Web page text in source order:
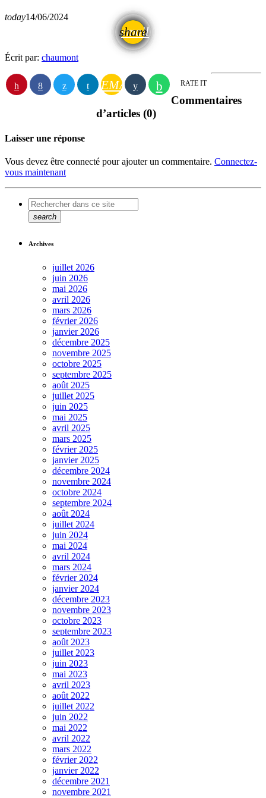
today14/06/2024
share
email
Écrit par: chaumont
EMAIL RATE IT
Commentaires
d’articles (0)
Laisser une réponse
Vous devez être connecté pour ajouter un commentaire. Connectez-
vous maintenant
search
Archives
juillet 2026
juin 2026
mai 2026
avril 2026
mars 2026
février 2026
janvier 2026
décembre 2025
novembre 2025
octobre 2025
septembre 2025
août 2025
juillet 2025
juin 2025
mai 2025
avril 2025
mars 2025
février 2025
janvier 2025
décembre 2024
novembre 2024
octobre 2024
septembre 2024
août 2024
juillet 2024
juin 2024
mai 2024
avril 2024
mars 2024
février 2024
janvier 2024
décembre 2023
novembre 2023
octobre 2023
septembre 2023
août 2023
juillet 2023
juin 2023
mai 2023
avril 2023
août 2022
juillet 2022
juin 2022
mai 2022
avril 2022
mars 2022
février 2022
janvier 2022
décembre 2021
novembre 2021